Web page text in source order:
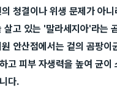
청결이나 위생 문제가 아
살고 있는 '말라세지아'라는
안산점에서는 겉의 곰팡
고 피부 자생력을 높여 균
다.